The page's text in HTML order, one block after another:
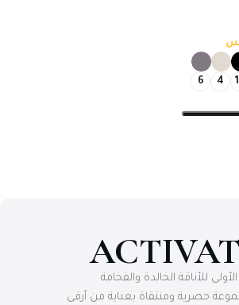
4
6
للأناقة الخالدة والفخامة
حصرية ومنتقاة بعناية من أرقى